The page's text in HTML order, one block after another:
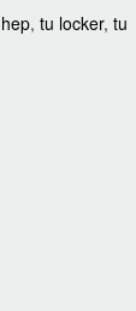
, tu locker, tu